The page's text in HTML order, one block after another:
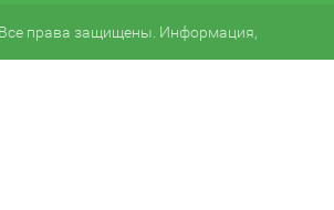
права защищены. Информация,